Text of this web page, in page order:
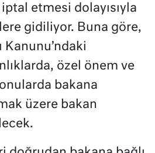
etmesi dolayısıyla
gidiliyor. Buna göre,
Kanunu’ndaki
özel önem ve
bakana
üzere bakan